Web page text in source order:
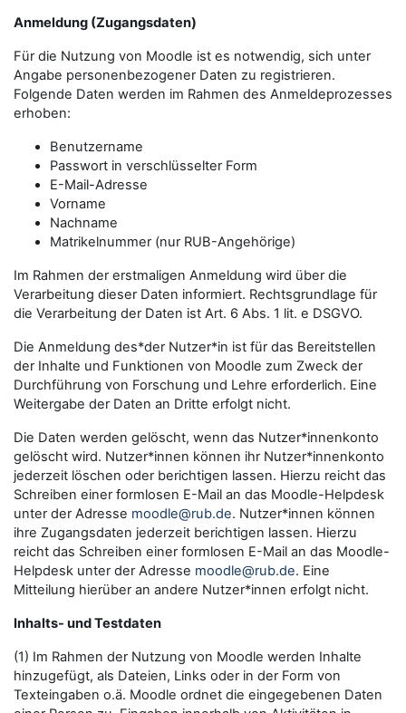
Anmeldung (Zugangsdaten)
Für die Nutzung von Moodle ist es notwendig, sich unter
Angabe personenbezogener Daten zu registrieren.
Folgende Daten werden im Rahmen des Anmeldeprozesses
erhoben:
Benutzername
Passwort in verschlüsselter Form
E-Mail-Adresse
Vorname
Nachname
Matrikelnummer (nur RUB-Angehörige)
Im Rahmen der erstmaligen Anmeldung wird über die
Verarbeitung dieser Daten informiert. Rechtsgrundlage für
die Verarbeitung der Daten ist Art. 6 Abs. 1 lit. e DSGVO.
Die Anmeldung des*der Nutzer*in ist für das Bereitstellen
der Inhalte und Funktionen von Moodle zum Zweck der
Durchführung von Forschung und Lehre erforderlich. Eine
Weitergabe der Daten an Dritte erfolgt nicht.
Die Daten werden gelöscht, wenn das Nutzer*innenkonto
gelöscht wird. Nutzer*innen können ihr Nutzer*innenkonto
jederzeit löschen oder berichtigen lassen. Hierzu reicht das
Schreiben einer formlosen E-Mail an das Moodle-Helpdesk
unter der Adresse moodle@rub.de. Nutzer*innen können
ihre Zugangsdaten jederzeit berichtigen lassen. Hierzu
reicht das Schreiben einer formlosen E-Mail an das Moodle-
Helpdesk unter der Adresse moodle@rub.de. Eine
Mitteilung hierüber an andere Nutzer*innen erfolgt nicht.
Inhalts- und Testdaten
(1) Im Rahmen der Nutzung von Moodle werden Inhalte
hinzugefügt, als Dateien, Links oder in der Form von
Texteingaben o.ä. Moodle ordnet die eingegebenen Daten